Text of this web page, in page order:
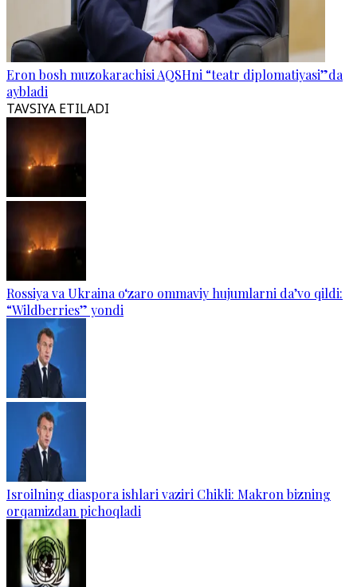
Eron bosh muzokarachisi AQSHni “teatr diplomatiyasi”da
aybladi
TAVSIYA ETILADI
Rossiya va Ukraina o‘zaro ommaviy hujumlarni da’vo qildi:
“Wildberries” yondi
Isroilning diaspora ishlari vaziri Chikli: Makron bizning
orqamizdan pichoqladi